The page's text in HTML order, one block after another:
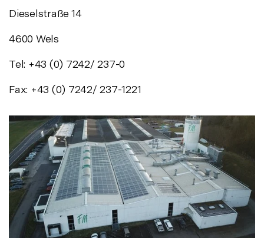
Dieselstraße 14
4600 Wels
Tel: +43 (0) 7242/ 237-0
Fax: +43 (0) 7242/ 237-1221